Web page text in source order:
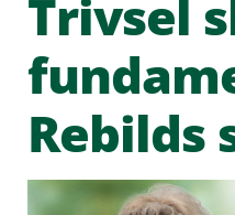
Trivsel
Rebilds